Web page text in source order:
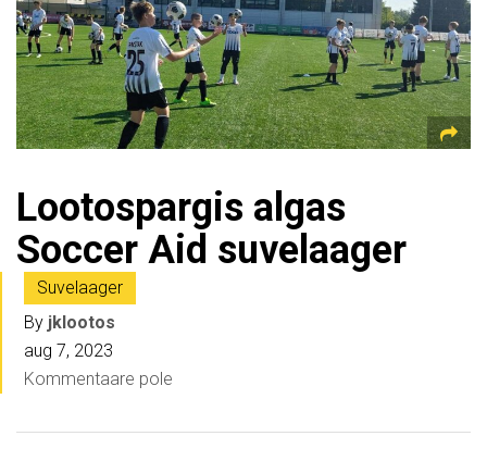
Lootospargis algas
Soccer Aid suvelaager
Suvelaager
By jklootos
aug 7, 2023
Kommentaare pole